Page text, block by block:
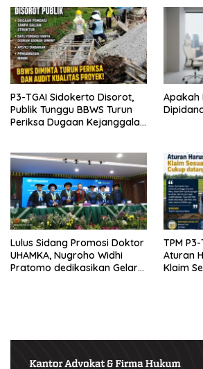
P3-TGAI Sidokerto Disorot,
Publik Tunggu BBWS Turun
Periksa Dugaan Kejanggalan
Apakah
Lulus Sidang Promosi Doktor
UHAMKA, Nugroho Widhi
Pratomo dedikasikan Gelar
TPM
Aturan
Klaim